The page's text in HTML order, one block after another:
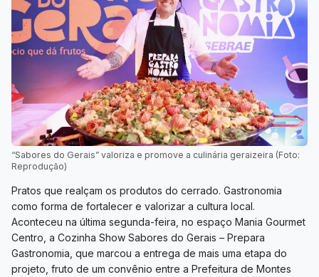
“Sabores do Gerais” valoriza e promove a culinária geraizeira (Foto:
Reprodução)
Pratos que realçam os produtos do cerrado. Gastronomia
como forma de fortalecer e valorizar a cultura local.
Aconteceu na última segunda-feira, no espaço Mania Gourmet
Centro, a Cozinha Show Sabores do Gerais – Prepara
Gastronomia, que marcou a entrega de mais uma etapa do
projeto, fruto de um convênio entre a Prefeitura de Montes